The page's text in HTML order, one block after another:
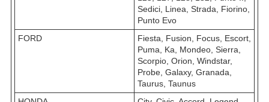
Sedici, Linea, Strada, Fiorino,
Punto Evo
FORD
Fiesta, Fusion, Focus, Escort,
Puma, Ka, Mondeo, Sierra,
Scorpio, Orion, Windstar,
Probe, Galaxy, Granada,
Taurus, Taunus